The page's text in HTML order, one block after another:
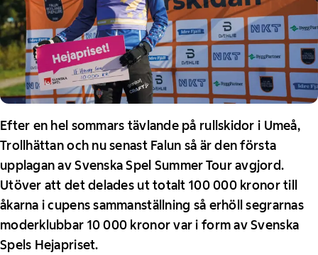
Efter en hel sommars tävlande på rullskidor i Umeå,
Trollhättan och nu senast Falun så är den första
upplagan av Svenska Spel Summer Tour avgjord.
Utöver att det delades ut totalt 100 000 kronor till
åkarna i cupens sammanställning så erhöll segrarnas
moderklubbar 10 000 kronor var i form av Svenska
Spels Hejapriset.